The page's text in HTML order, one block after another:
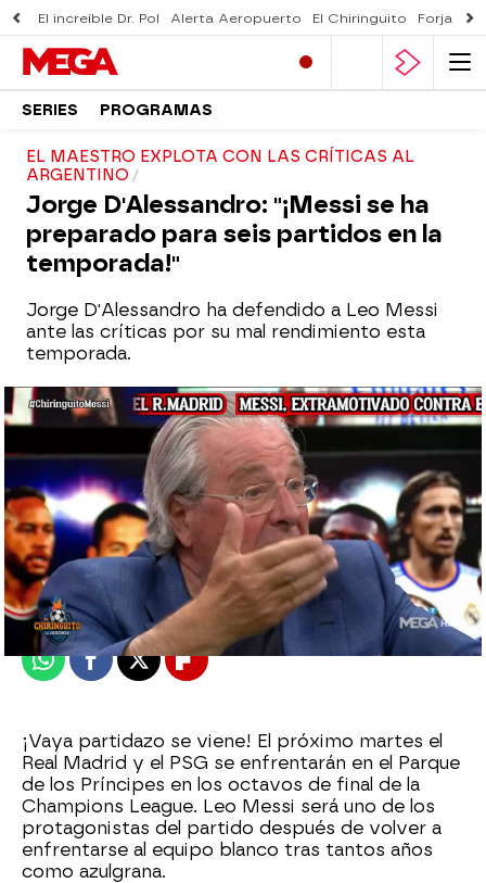
El increíble Dr. Pol Alerta Aeropuerto El Chiringuito Forjado
SERIES PROGRAMAS
EL MAESTRO EXPLOTA CON LAS CRÍTICAS AL
ARGENTINO
Jorge D'Alessandro: "¡Messi se ha
preparado para seis partidos en la
temporada!"
Jorge D'Alessandro ha defendido a Leo Messi
ante las críticas por su mal rendimiento esta
temporada.
El Chiringuito
Madrid
Publicado: 10 de febrero de 2022, 01:25
WhatsappFacebook
X Flipboard
¡Vaya partidazo se viene! El próximo martes el
Real Madrid y el PSG se enfrentarán en el Parque
de los Príncipes en los octavos de final de la
Champions League. Leo Messi será uno de los
protagonistas del partido después de volver a
enfrentarse al equipo blanco tras tantos años
como azulgrana.